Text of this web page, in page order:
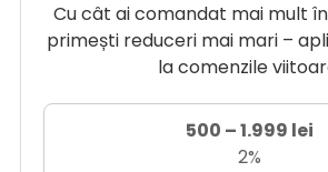
Cu cât ai comandat mai mult
primești reduceri mai mari –
la comenzile
500 – 1.999 lei
2%